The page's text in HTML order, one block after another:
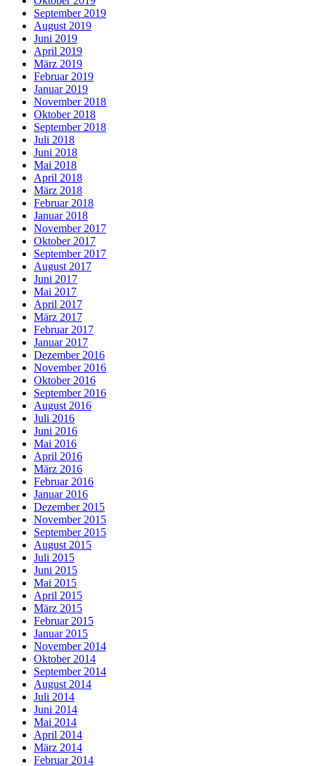
September 2019
August 2019
Juni 2019
April 2019
März 2019
Februar 2019
Januar 2019
November 2018
Oktober 2018
September 2018
Juli 2018
Juni 2018
Mai 2018
April 2018
März 2018
Februar 2018
Januar 2018
November 2017
Oktober 2017
September 2017
August 2017
Juni 2017
Mai 2017
April 2017
März 2017
Februar 2017
Januar 2017
Dezember 2016
November 2016
Oktober 2016
September 2016
August 2016
Juli 2016
Juni 2016
Mai 2016
April 2016
März 2016
Februar 2016
Januar 2016
Dezember 2015
November 2015
September 2015
August 2015
Juli 2015
Juni 2015
Mai 2015
April 2015
März 2015
Februar 2015
Januar 2015
November 2014
Oktober 2014
September 2014
August 2014
Juli 2014
Juni 2014
Mai 2014
April 2014
März 2014
Februar 2014